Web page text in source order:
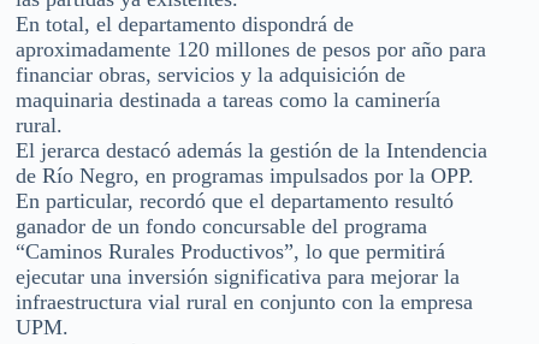
En total, el departamento dispondrá de
aproximadamente 120 millones de pesos por año para
financiar obras, servicios y la adquisición de
maquinaria destinada a tareas como la caminería
rural.
El jerarca destacó además la gestión de la Intendencia
de Río Negro, en programas impulsados por la OPP.
En particular, recordó que el departamento resultó
ganador de un fondo concursable del programa
“Caminos Rurales Productivos”, lo que permitirá
ejecutar una inversión significativa para mejorar la
infraestructura vial rural en conjunto con la empresa
UPM.